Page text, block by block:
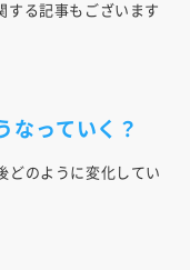
する記事もございます
なっていく？
どのように変化してい